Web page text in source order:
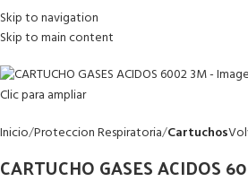
Skip to navigation
Skip to main content
Clic para ampliar
Inicio Proteccion Respiratoria Cartuchos
CARTUCHO GASES ACIDOS